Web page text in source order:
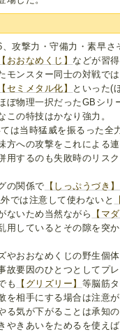
攻撃力・守備力・素早さ
【おおなめくじ】 などが習得
モンスター同士の対戦では
【セミメタル化】
といった(
ぼ物理一択だったGBシ
この特技はかなり強力。
は当時猛威を振るった全
方への攻撃をこれによる
用するのも失敗時のリス
の関係で 【しっぷうづき】
では注意して使わないと
ないため当然ながら
【マ
用しているとその隙を突
やおおなめくじの野生個
故要因のひとつとしてプ
も
【グリズリー】 等脳筋
を相手にする場合は注意
る気が下がることは承知
やきあいをためるを使え